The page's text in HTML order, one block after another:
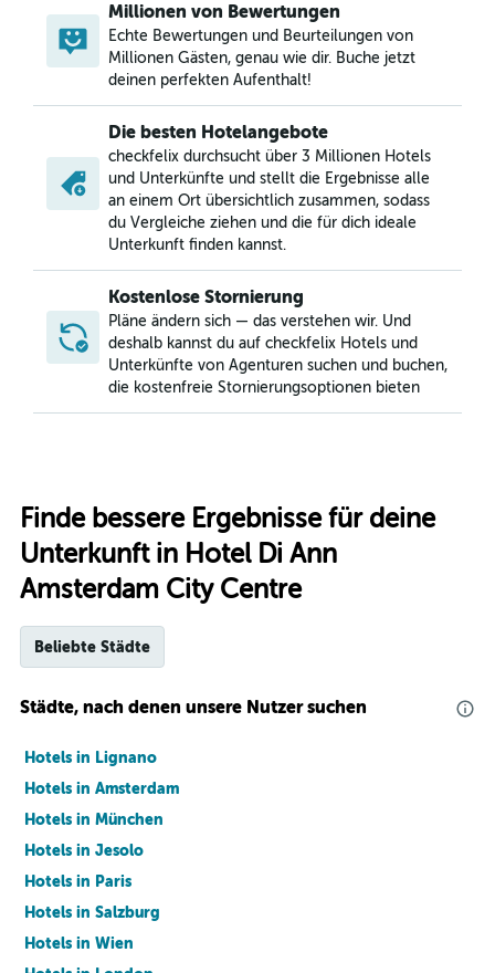
Millionen von Bewertungen
Echte Bewertungen und Beurteilungen von
Millionen Gästen, genau wie dir. Buche jetzt
deinen perfekten Aufenthalt!
Die besten Hotelangebote
checkfelix durchsucht über 3 Millionen Hotels
und Unterkünfte und stellt die Ergebnisse alle
an einem Ort übersichtlich zusammen, sodass
du Vergleiche ziehen und die für dich ideale
Unterkunft finden kannst.
Kostenlose Stornierung
Pläne ändern sich — das verstehen wir. Und
deshalb kannst du auf checkfelix Hotels und
Unterkünfte von Agenturen suchen und buchen,
die kostenfreie Stornierungsoptionen bieten
Finde bessere Ergebnisse für deine
Unterkunft in Hotel Di Ann
Amsterdam City Centre
Beliebte Städte
Städte, nach denen unsere Nutzer suchen
Hotels in Lignano
Hotels in Amsterdam
Hotels in München
Hotels in Jesolo
Hotels in Paris
Hotels in Salzburg
Hotels in Wien